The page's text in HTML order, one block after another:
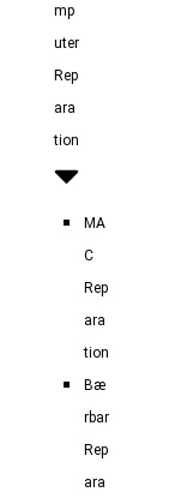
mp
uter
Rep
ara
tion
MA
C
Rep
ara
tion
Bæ
rbar
Rep
ara